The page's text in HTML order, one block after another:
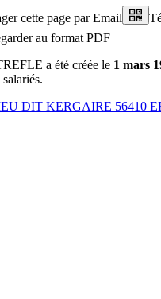
cette page par Email
au format PDF
a été créée le 1 mars
DIT KERGAIRE 56410